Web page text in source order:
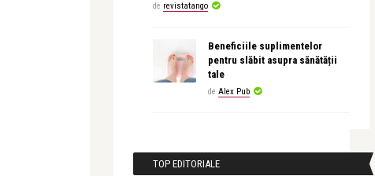
de revistatango
Beneficiile suplimentelor
pentru slăbit asupra sănătății
tale
de Alex Pub
TOP EDITORIALE